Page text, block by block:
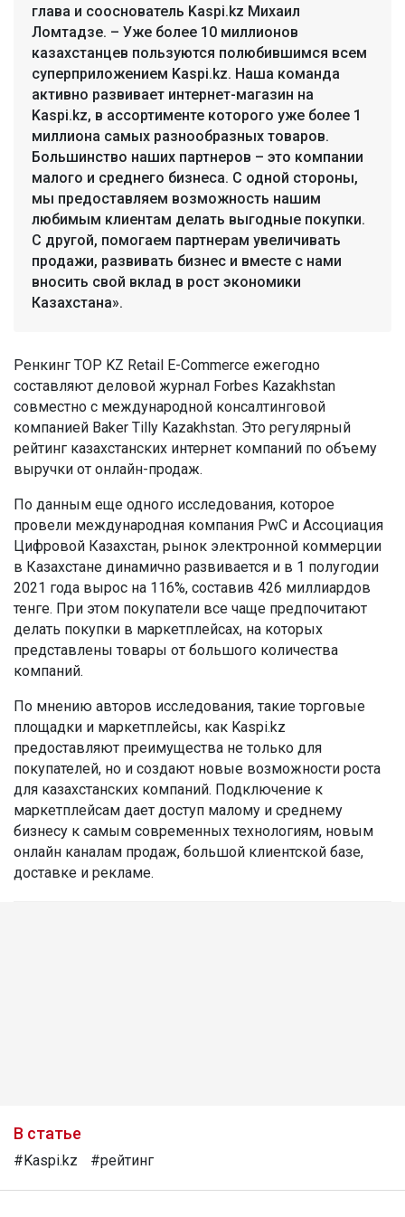
глава и сооснователь Kaspi.kz Михаил
Ломтадзе. – Уже более 10 миллионов
казахстанцев пользуются полюбившимся всем
суперприложением Kaspi.kz. Наша команда
активно развивает интернет-магазин на
Kaspi.kz, в ассортименте которого уже более 1
миллиона самых разнообразных товаров.
Большинство наших партнеров – это компании
малого и среднего бизнеса. С одной стороны,
мы предоставляем возможность нашим
любимым клиентам делать выгодные покупки.
С другой, помогаем партнерам увеличивать
продажи, развивать бизнес и вместе с нами
вносить свой вклад в рост экономики
Казахстана».
Ренкинг TOP KZ Retail E-Commerce ежегодно
составляют деловой журнал Forbes Kazakhstan
совместно с международной консалтинговой
компанией Baker Tilly Kazakhstan. Это регулярный
рейтинг казахстанских интернет компаний по объему
выручки от онлайн-продаж.
По данным еще одного исследования, которое
провели международная компания PwC и Ассоциация
Цифровой Казахстан, рынок электронной коммерции
в Казахстане динамично развивается и в 1 полугодии
2021 года вырос на 116%, составив 426 миллиардов
тенге. При этом покупатели все чаще предпочитают
делать покупки в маркетплейсах, на которых
представлены товары от большого количества
компаний.
По мнению авторов исследования, такие торговые
площадки и маркетплейсы, как Kaspi.kz
предоставляют преимущества не только для
покупателей, но и создают новые возможности роста
для казахстанских компаний. Подключение к
маркетплейсам дает доступ малому и среднему
бизнесу к самым современных технологиям, новым
онлайн каналам продаж, большой клиентской базе,
доставке и рекламе.
В статье
#Kaspi.kz #рейтинг